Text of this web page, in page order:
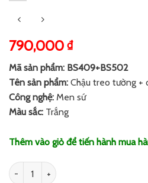
790,000 ₫
Mã sản phẩm: BS409+BS502
Tên sản phẩm: Chậu treo tường +
Công nghệ: Men sứ
Màu sắc: Trắng
Thêm vào giỏ để tiến hành mua
Số lượng